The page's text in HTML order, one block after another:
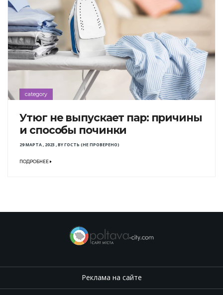
category
Утюг не выпускает пар: причины
и способы починки
29 МАРТА , 2023 ,BYГОСТЬ (НЕ ПРОВЕРЕНО)
ПОДРОБНЕЕ
Реклама на сайте